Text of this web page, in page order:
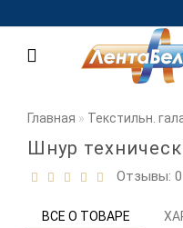
Главная Текстильн.
Шнур
Отзывы: 0
ВСЕ О ТОВАРЕ